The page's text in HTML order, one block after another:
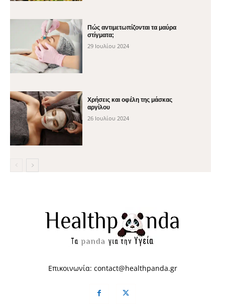
Πώς αντιμετωπίζονται τα μαύρα
στίγματα;
29 Ιουλίου 2024
Χρήσεις και οφέλη της μάσκας
αργίλου
26 Ιουλίου 2024
Επικοινωνία: contact@healthpanda.gr